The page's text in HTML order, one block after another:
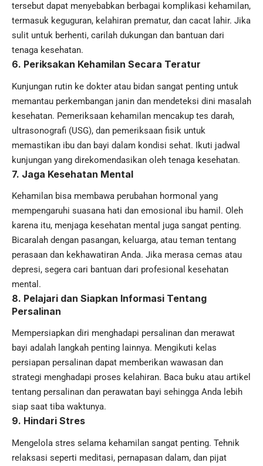
tersebut dapat menyebabkan berbagai komplikasi kehamilan,
termasuk keguguran, kelahiran prematur, dan cacat lahir. Jika
sulit untuk berhenti, carilah dukungan dan bantuan dari
tenaga kesehatan.
6. Periksakan Kehamilan Secara Teratur
Kunjungan rutin ke dokter atau bidan sangat penting untuk
memantau perkembangan janin dan mendeteksi dini masalah
kesehatan. Pemeriksaan kehamilan mencakup tes darah,
ultrasonografi (USG), dan pemeriksaan fisik untuk
memastikan ibu dan bayi dalam kondisi sehat. Ikuti jadwal
kunjungan yang direkomendasikan oleh tenaga kesehatan.
7. Jaga Kesehatan Mental
Kehamilan bisa membawa perubahan hormonal yang
mempengaruhi suasana hati dan emosional ibu hamil. Oleh
karena itu, menjaga kesehatan mental juga sangat penting.
Bicaralah dengan pasangan, keluarga, atau teman tentang
perasaan dan kekhawatiran Anda. Jika merasa cemas atau
depresi, segera cari bantuan dari profesional kesehatan
mental.
8. Pelajari dan Siapkan Informasi Tentang
Persalinan
Mempersiapkan diri menghadapi persalinan dan merawat
bayi adalah langkah penting lainnya. Mengikuti kelas
persiapan persalinan dapat memberikan wawasan dan
strategi menghadapi proses kelahiran. Baca buku atau artikel
tentang persalinan dan perawatan bayi sehingga Anda lebih
siap saat tiba waktunya.
9. Hindari Stres
Mengelola stres selama kehamilan sangat penting. Tehnik
relaksasi seperti meditasi, pernapasan dalam, dan pijat